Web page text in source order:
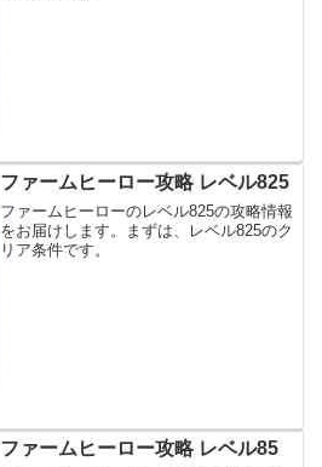
ファームヒーロー攻略 レベル825
ファームヒーローのレベル825の攻略情報
をお届けします。まずは、レベル825のク
リア条件です。
ファームヒーロー攻略 レベル85